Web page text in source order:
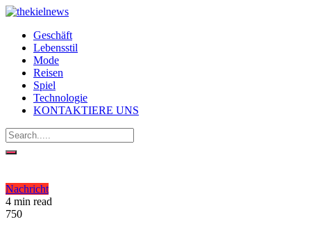
Geschäft
Lebensstil
Mode
Reisen
Spiel
Technologie
KONTAKTIERE UNS
Nachricht
4 min read
750